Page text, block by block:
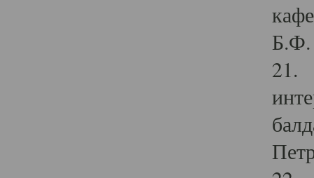
Б.Ф.
21.